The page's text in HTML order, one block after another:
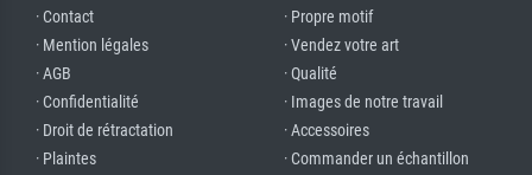
· Contact
· Mention légales
· AGB
· Confidentialité
· Droit de rétractation
· Plaintes
· Propre motif
· Vendez votre art
· Qualité
· Images de notre travail
· Accessoires
· Commander un échantillon